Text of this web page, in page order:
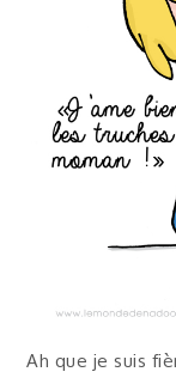
Ah que je suis